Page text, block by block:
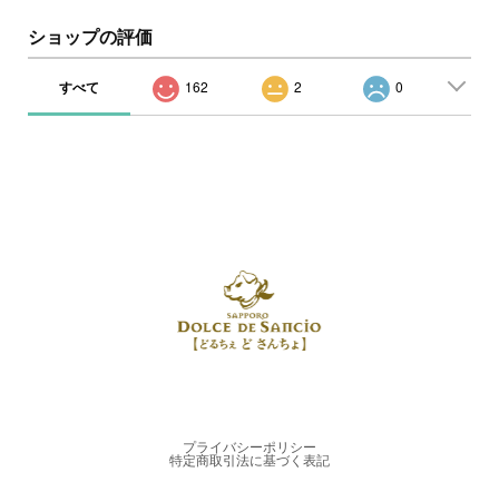
ショップの評価
すべて 162 2 0
プライバシーポリシー
特定商取引法に基づく表記